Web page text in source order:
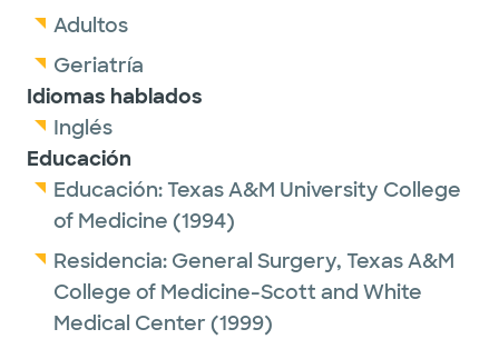
He is a member of the Society for Vascular
Surgery, the American College of Surgeons,
the Texas Surgical Society and the Texas
Society of Vascular and Endovascular
Surgery.
spending time with family, being outdoors
and traveling.
Adultos
Geriatría
Idiomas hablados
Inglés
Educación
Educación:Texas A&M University College
of Medicine (1994)
Residencia: General Surgery, Texas A&M
College of Medicine-Scott and White
Medical Center (1999)